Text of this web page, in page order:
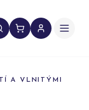
A VLNITÝMI